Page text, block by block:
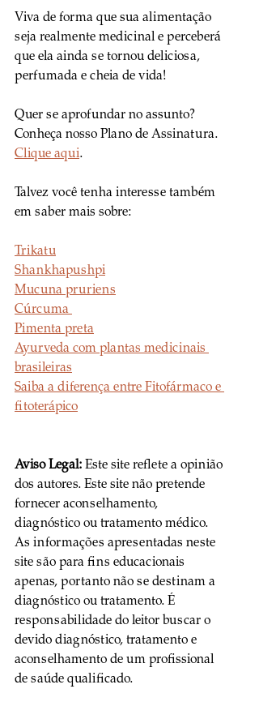
Viva de forma que sua alimentação
seja realmente medicinal e perceberá
que ela ainda se tornou deliciosa,
perfumada e cheia de vida!
Quer se aprofundar no assunto?
Conheça nosso Plano de Assinatura.
Clique aqui.
Talvez você tenha interesse também
em saber mais sobre:
Trikatu
Shankhapushpi
Mucuna pruriens
Cúrcuma
Pimenta preta
Ayurveda com plantas medicinais
brasileiras
Saiba a diferença entre Fitofármaco e
fitoterápico
Aviso Legal: Este site reflete a opinião
dos autores. Este site não pretende
fornecer aconselhamento,
diagnóstico ou tratamento médico.
As informações apresentadas neste
site são para fins educacionais
apenas, portanto não se destinam a
diagnóstico ou tratamento. É
responsabilidade do leitor buscar o
devido diagnóstico, tratamento e
aconselhamento de um profissional
de saúde qualificado.